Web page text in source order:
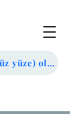
Randevu (online veya yüz yüze) oluşturmak için tıklayın